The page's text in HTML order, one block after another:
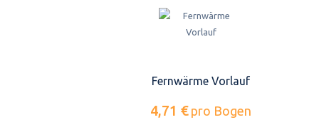
Fernwärme Vorlauf
4,71 € pro Bogen